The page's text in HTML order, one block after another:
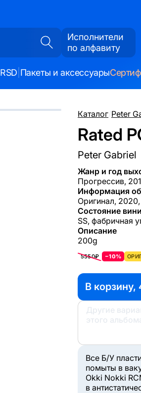
Исполнители
по алфавиту
RSD Пакеты и аксессуары
Каталог/Peter
Rated
Peter Gabriel
Жанр и год
Прогрессив,
Информация
Оригинал,
Состояние
SS, фабричная
Описание
200g
5550₽ −10%
В корзину,
Другие
этого
Все Б/У
помыты в
Okki Nokki
в